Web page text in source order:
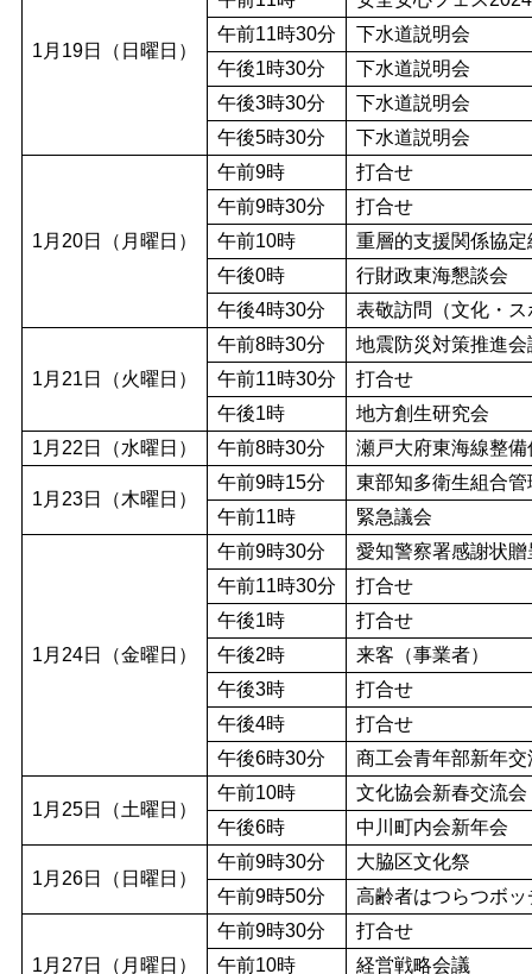
1月19日（日曜日）
午前11時30分
下水道説明会
午後1時30分
下水道説明会
午後3時30分
下水道説明会
午後5時30分
下水道説明会
1月20日（月曜日）
午前9時
打合せ
午前9時30分
打合せ
午前10時
重層的支援関係協定
午後0時
行財政東海懇談会
午後4時30分
表敬訪問（文化・
1月21日（火曜日）
午前8時30分
地震防災対策推進会
午前11時30分
打合せ
午後1時
地方創生研究会
1月22日（水曜日）
午前8時30分 瀬戸大府東海線整
1月23日（木曜日）
午前9時15分
東部知多衛生組合
午前11時
緊急議会
1月24日（金曜日）
午前9時30分
愛知警察署感謝状贈
午前11時30分
打合せ
午後1時
打合せ
午後2時
来客（事業者）
午後3時
打合せ
午後4時
打合せ
午後6時30分
商工会青年部新年交
1月25日（土曜日）
午前10時
文化協会新春交流会
午後6時
中川町内会新年会
1月26日（日曜日）
午前9時30分
大脇区文化祭
午前9時50分
高齢者はつらつボッ
1月27日（月曜日）
午前9時30分
打合せ
午前10時
経営戦略会議